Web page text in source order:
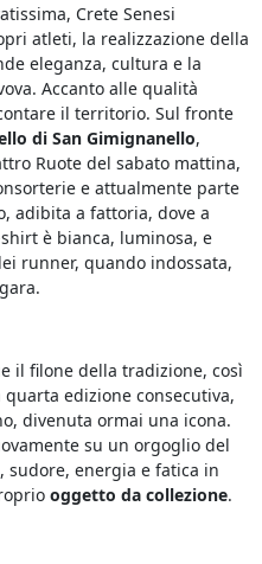
Crete Senesi
atleti, la realizzazione della
eleganza, cultura e la
Accanto alle qualità
il territorio. Sul fronte
di San Gimignanello,
Ruote del sabato mattina,
e attualmente parte
adibita a fattoria, dove a
è bianca, luminosa, e
runner, quando indossata,
il filone della tradizione, così
edizione consecutiva,
divenuta ormai una icona.
su un orgoglio del
energia e fatica in
oggetto da collezione.